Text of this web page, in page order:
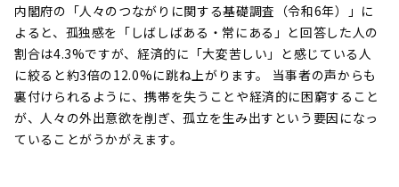
内閣府の「人々のつながりに関する基礎調査（令和6年）」に
よると、孤独感を「しばしばある・常にある」と回答した人の
割合は4.3%ですが、経済的に「大変苦しい」と感じている人
に絞ると約3倍の12.0%に跳ね上がります。 当事者の声からも
裏付けられるように、携帯を失うことや経済的に困窮すること
が、人々の外出意欲を削ぎ、孤立を生み出すという要因になっ
ていることがうかがえます。